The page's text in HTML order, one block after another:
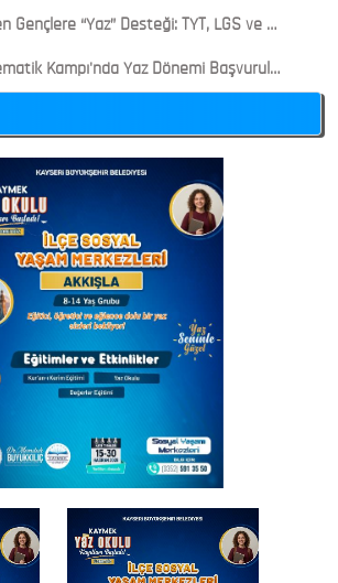
“Yaz” Desteği: TYT, LGS ve YDS Kursları
Kampı'nda Yaz Dönemi Başvuruları Başladı